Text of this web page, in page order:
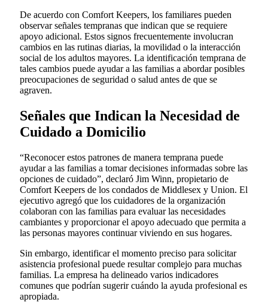
De acuerdo con Comfort Keepers, los familiares pueden
observar señales tempranas que indican que se requiere
apoyo adicional. Estos signos frecuentemente involucran
cambios en las rutinas diarias, la movilidad o la interacción
social de los adultos mayores. La identificación temprana de
tales cambios puede ayudar a las familias a abordar posibles
preocupaciones de seguridad o salud antes de que se
agraven.
Señales que Indican la Necesidad de
Cuidado a Domicilio
“Reconocer estos patrones de manera temprana puede
ayudar a las familias a tomar decisiones informadas sobre las
opciones de cuidado”, declaró Jim Winn, propietario de
Comfort Keepers de los condados de Middlesex y Union. El
ejecutivo agregó que los cuidadores de la organización
colaboran con las familias para evaluar las necesidades
cambiantes y proporcionar el apoyo adecuado que permita a
las personas mayores continuar viviendo en sus hogares.
Sin embargo, identificar el momento preciso para solicitar
asistencia profesional puede resultar complejo para muchas
familias. La empresa ha delineado varios indicadores
comunes que podrían sugerir cuándo la ayuda profesional es
apropiada.